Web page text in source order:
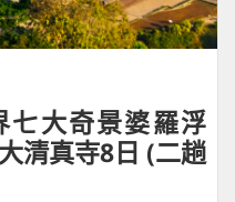
大奇景婆羅浮
清真寺8日 (二趟